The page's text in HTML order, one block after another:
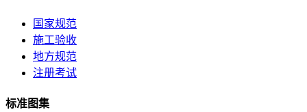
国家规范
施工验收
地方规范
注册考试
标准图集